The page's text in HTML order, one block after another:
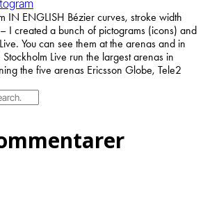
IN ENGLISH Bézier curves, stroke width
I created a bunch of pictograms (icons) and
You can see them at the arenas and in
Live run the largest arenas in
the five arenas Ericsson Globe, Tele2